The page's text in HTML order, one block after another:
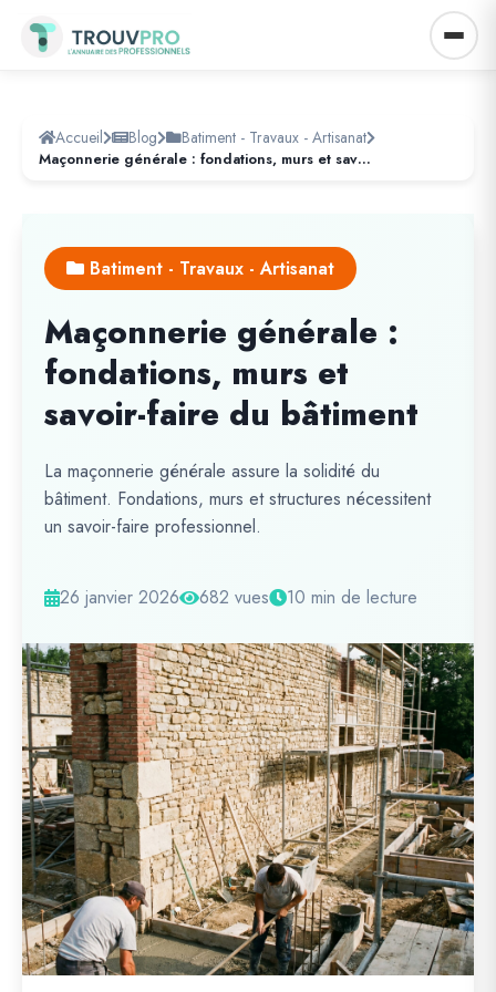
Accueil Blog Batiment - Travaux - Artisanat
Maçonnerie générale : fondations, murs et savoir-faire du bâtiment
Batiment - Travaux - Artisanat
Maçonnerie générale :
fondations, murs et
savoir-faire du bâtiment
La maçonnerie générale assure la solidité du
bâtiment. Fondations, murs et structures nécessitent
un savoir-faire professionnel.
26 janvier 2026 682 vues 10 min de lecture